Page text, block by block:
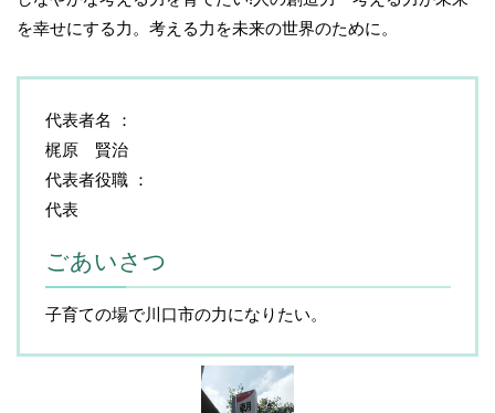
を幸せにする力。考える力を未来の世界のために。
代表者名
梶原 賢治
代表者役職
代表
ごあいさつ
子育ての場で川口市の力になりたい。